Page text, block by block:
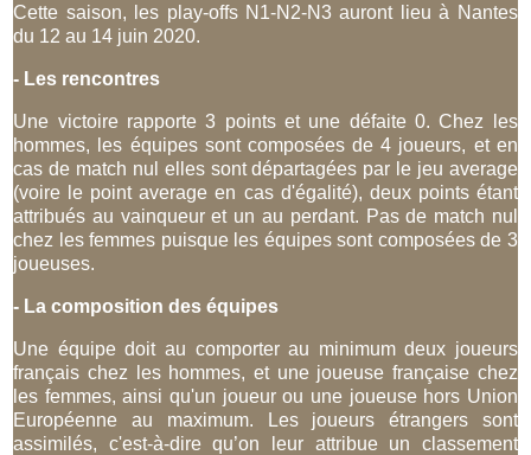
Cette saison, les play-offs N1-N2-N3 auront lieu à Nantes
du 12 au 14 juin 2020.
- Les rencontres
Une victoire rapporte 3 points et une défaite 0. Chez les
hommes, les équipes sont composées de 4 joueurs, et en
cas de match nul elles sont départagées par le jeu average
(voire le point average en cas d'égalité), deux points étant
attribués au vainqueur et un au perdant. Pas de match nul
chez les femmes puisque les équipes sont composées de 3
joueuses.
- La composition des équipes
Une équipe doit au comporter au minimum deux joueurs
français chez les hommes, et une joueuse française chez
les femmes, ainsi qu'un joueur ou une joueuse hors Union
Européenne au maximum. Les joueurs étrangers sont
assimilés, c'est-à-dire qu’on leur attribue un classement